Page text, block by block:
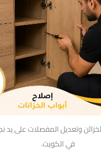
وتعديل المفصلات على يد
في الكويت.